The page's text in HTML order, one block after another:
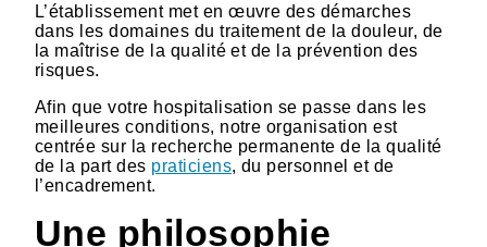
L’établissement met en œuvre des démarches
dans les domaines du traitement de la douleur, de
la maîtrise de la qualité et de la prévention des
risques.
Afin que votre hospitalisation se passe dans les
meilleures conditions, notre organisation est
centrée sur la recherche permanente de la qualité
de la part des praticiens, du personnel et de
l’encadrement.
Une philosophie